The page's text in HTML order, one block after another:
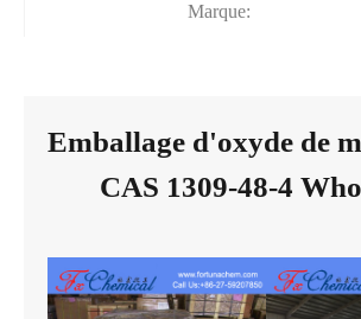
Marque:
Emballage d'oxyde de
CAS 1309-48-4